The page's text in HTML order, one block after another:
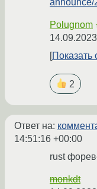
announce/
Polugnom
Показать
2
Ответ на:
14:51:16 +00:00
rust
monkdt